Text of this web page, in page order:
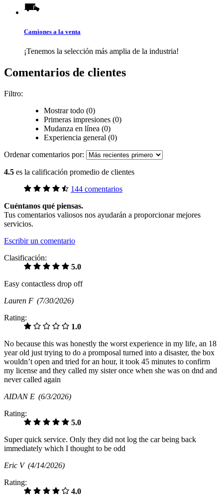
Camiones a la venta
¡Tenemos la selección más amplia de la industria!
Comentarios de clientes
Filtro:
Mostrar todo (0)
Primeras impresiones (0)
Mudanza en línea (0)
Experiencia general (0)
Ordenar comentarios por:
4.5 es la calificación promedio de clientes
144 comentarios
Cuéntanos qué piensas.
Tus comentarios valiosos nos ayudarán a proporcionar mejores
servicios.
Escribir un comentario
Clasificación:
5.0
Easy contactless drop off
Lauren F (7/30/2026)
Rating:
1.0
No because this was honestly the worst experience in my life, an 18
year old just trying to do a promposal turned into a disaster, the box
wouldn’t open and tried for an hour, it took 45 minutes to confirm
my license and they called my sister once when she was on dnd and
never called again
AIDAN E (6/3/2026)
Rating:
5.0
Super quick service. Only they did not log the car being back
immediately which I thought to be odd
Eric V (4/14/2026)
Rating:
4.0